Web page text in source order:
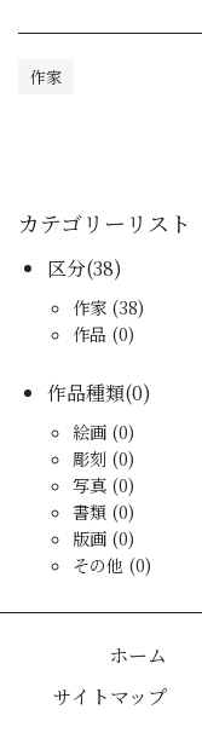
作家
カテゴリーリスト
区分(38)
作家 (38)
作品 (0)
作品種類(0)
絵画 (0)
彫刻 (0)
写真 (0)
書類 (0)
版画 (0)
その他 (0)
ホーム
サイトマップ